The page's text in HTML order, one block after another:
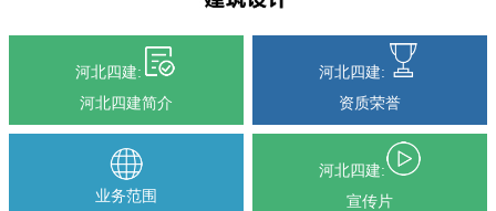
河北四建:
河北四建简介
河北四建:
资质荣誉
业务范围
河北四建:
宣传片